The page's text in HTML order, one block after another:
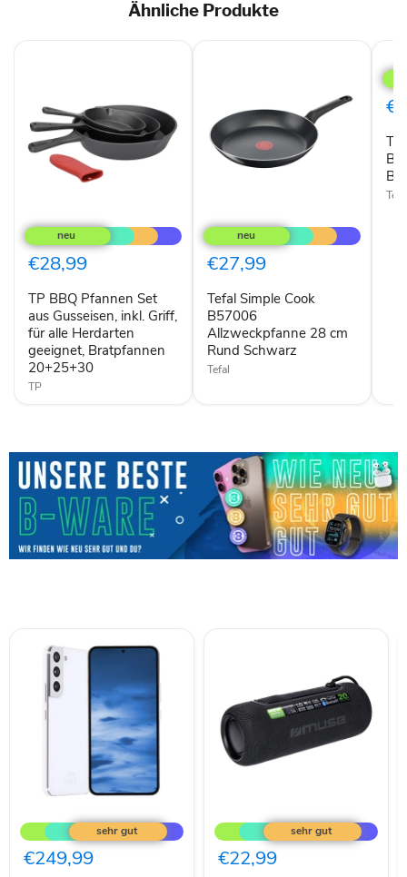
Ähnliche Produkte
BBQ
Pfannen
Set
aus
inkl.
Griff,
für
alle
Herdarten
geeignet,
Bratpfannen
€28,99
TP BBQ Pfannen Set
aus Gusseisen, inkl. Griff,
für alle Herdarten
geeignet, Bratpfannen
20+25+30
TP
Simple
Cook
B57006
Allzweckpfanne
cm
Rund
Schwarz
€27,99
Tefal Simple Cook
B57006
Allzweckpfanne 28 cm
Rund Schwarz
Tefal
Day
by
Day
Galaxy
S22
5G
Dual-
€249,99
M-
780BT
Lautsprecher
Bluetooth
€22,99